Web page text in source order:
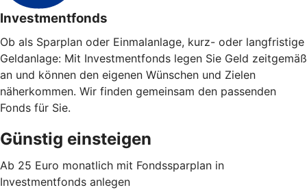
Investmentfonds
Ob als Sparplan oder Einmalanlage, kurz- oder langfristige
Geldanlage: Mit Investmentfonds legen Sie Geld zeitgemäß
an und können den eigenen Wünschen und Zielen
näherkommen. Wir finden gemeinsam den passenden
Fonds für Sie.
Günstig einsteigen
Ab 25 Euro monatlich mit Fondssparplan in
Investmentfonds anlegen